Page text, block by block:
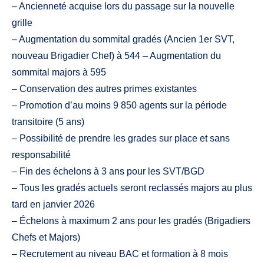
– Ancienneté acquise lors du passage sur la nouvelle
grille
– Augmentation du sommital gradés (Ancien 1er SVT,
nouveau Brigadier Chef) à 544 – Augmentation du
sommital majors à 595
– Conservation des autres primes existantes
– Promotion d’au moins 9 850 agents sur la période
transitoire (5 ans)
– Possibilité de prendre les grades sur place et sans
responsabilité
– Fin des échelons à 3 ans pour les SVT/BGD
– Tous les gradés actuels seront reclassés majors au plus
tard en janvier 2026
– Échelons à maximum 2 ans pour les gradés (Brigadiers
Chefs et Majors)
– Recrutement au niveau BAC et formation à 8 mois